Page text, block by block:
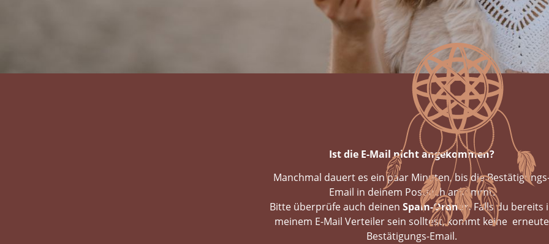
Ist die E-Mail nicht angekommen?
Manchmal dauert es ein paar Minuten, bis die
Email in deinem Postfach ankommt.
Bitte überprüfe auch deinen Spam-Ordner.Falls du bereits
meinem E-Mail Verteiler sein solltest, kommt keine erneute
Bestätigungs-Email.